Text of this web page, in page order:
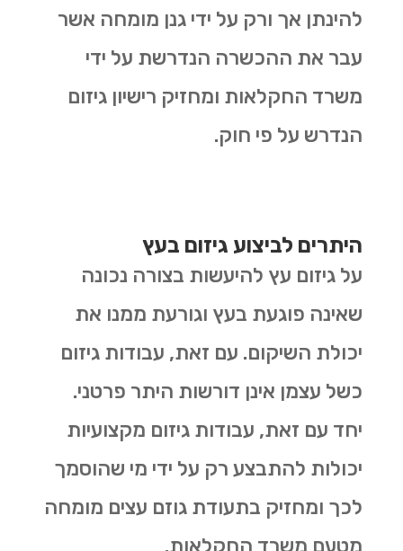
להינתן אך ורק על ידי גנן מומחה אשר
עבר את ההכשרה הנדרשת על ידי
משרד החקלאות ומחזיק רישיון גיזום
הנדרש על פי חוק.
היתרים לביצוע גיזום בעץ
על גיזום עץ להיעשות בצורה נכונה
שאינה פוגעת בעץ וגורעת ממנו את
יכולת השיקום. עם זאת, עבודות גיזום
כשל עצמן אינן דורשות היתר פרטני.
יחד עם זאת, עבודות גיזום מקצועיות
יכולות להתבצע רק על ידי מי שהוסמך
לכך ומחזיק בתעודת גוזם עצים מומחה
מטעם משרד החקלאות.